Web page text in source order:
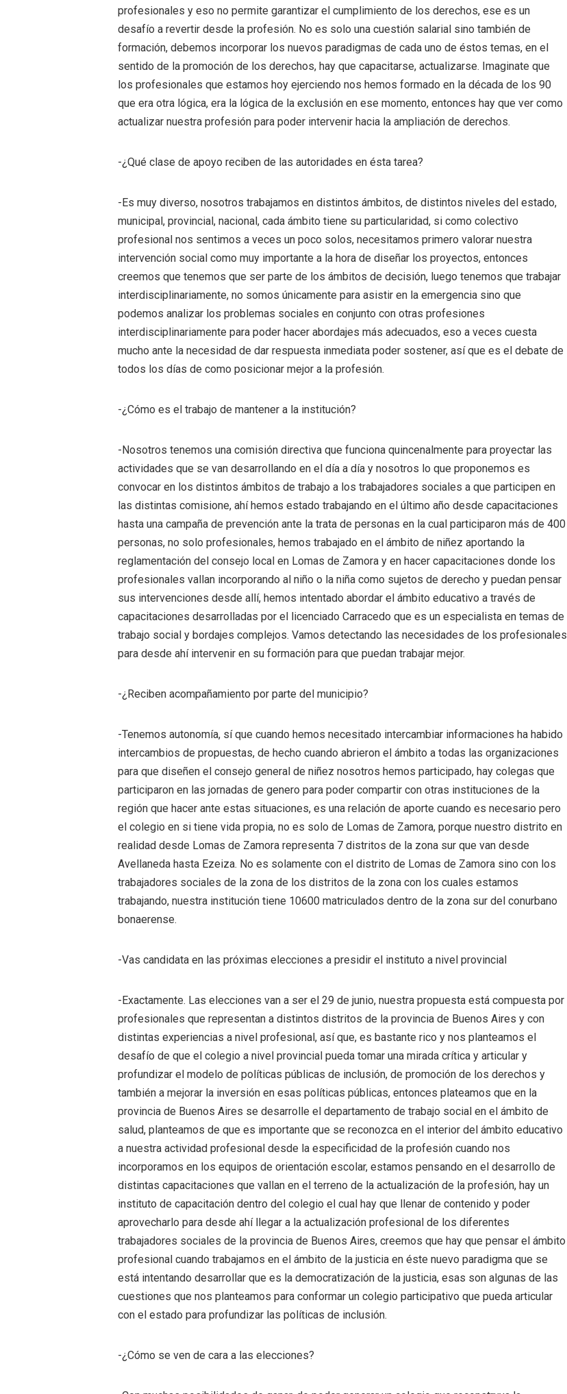
profesionales y eso no permite garantizar el cumplimiento de los derechos, ese es un
desafío a revertir desde la profesión. No es solo una cuestión salarial sino también de
formación, debemos incorporar los nuevos paradigmas de cada uno de éstos temas, en el
sentido de la promoción de los derechos, hay que capacitarse, actualizarse. Imaginate que
los profesionales que estamos hoy ejerciendo nos hemos formado en la década de los 90
que era otra lógica, era la lógica de la exclusión en ese momento, entonces hay que ver como
actualizar nuestra profesión para poder intervenir hacia la ampliación de derechos.
-¿Qué clase de apoyo reciben de las autoridades en ésta tarea?
-Es muy diverso, nosotros trabajamos en distintos ámbitos, de distintos niveles del estado,
municipal, provincial, nacional, cada ámbito tiene su particularidad, si como colectivo
profesional nos sentimos a veces un poco solos, necesitamos primero valorar nuestra
intervención social como muy importante a la hora de diseñar los proyectos, entonces
creemos que tenemos que ser parte de los ámbitos de decisión, luego tenemos que trabajar
interdisciplinariamente, no somos únicamente para asistir en la emergencia sino que
podemos analizar los problemas sociales en conjunto con otras profesiones
interdisciplinariamente para poder hacer abordajes más adecuados, eso a veces cuesta
mucho ante la necesidad de dar respuesta inmediata poder sostener, así que es el debate de
todos los días de como posicionar mejor a la profesión.
-¿Cómo es el trabajo de mantener a la institución?
-Nosotros tenemos una comisión directiva que funciona quincenalmente para proyectar las
actividades que se van desarrollando en el día a día y nosotros lo que proponemos es
convocar en los distintos ámbitos de trabajo a los trabajadores sociales a que participen en
las distintas comisione, ahí hemos estado trabajando en el último año desde capacitaciones
hasta una campaña de prevención ante la trata de personas en la cual participaron más de 400
personas, no solo profesionales, hemos trabajado en el ámbito de niñez aportando la
reglamentación del consejo local en Lomas de Zamora y en hacer capacitaciones donde los
profesionales vallan incorporando al niño o la niña como sujetos de derecho y puedan pensar
sus intervenciones desde allí, hemos intentado abordar el ámbito educativo a través de
capacitaciones desarrolladas por el licenciado Carracedo que es un especialista en temas de
trabajo social y bordajes complejos. Vamos detectando las necesidades de los profesionales
para desde ahí intervenir en su formación para que puedan trabajar mejor.
-¿Reciben acompañamiento por parte del municipio?
-Tenemos autonomía, sí que cuando hemos necesitado intercambiar informaciones ha habido
intercambios de propuestas, de hecho cuando abrieron el ámbito a todas las organizaciones
para que diseñen el consejo general de niñez nosotros hemos participado, hay colegas que
participaron en las jornadas de genero para poder compartir con otras instituciones de la
región que hacer ante estas situaciones, es una relación de aporte cuando es necesario pero
el colegio en si tiene vida propia, no es solo de Lomas de Zamora, porque nuestro distrito en
realidad desde Lomas de Zamora representa 7 distritos de la zona sur que van desde
Avellaneda hasta Ezeiza. No es solamente con el distrito de Lomas de Zamora sino con los
trabajadores sociales de la zona de los distritos de la zona con los cuales estamos
trabajando, nuestra institución tiene 10600 matriculados dentro de la zona sur del conurbano
bonaerense.
-Vas candidata en las próximas elecciones a presidir el instituto a nivel provincial
-Exactamente. Las elecciones van a ser el 29 de junio, nuestra propuesta está compuesta por
profesionales que representan a distintos distritos de la provincia de Buenos Aires y con
distintas experiencias a nivel profesional, así que, es bastante rico y nos planteamos el
desafío de que el colegio a nivel provincial pueda tomar una mirada crítica y articular y
profundizar el modelo de políticas públicas de inclusión, de promoción de los derechos y
también a mejorar la inversión en esas políticas públicas, entonces plateamos que en la
provincia de Buenos Aires se desarrolle el departamento de trabajo social en el ámbito de
salud, planteamos de que es importante que se reconozca en el interior del ámbito educativo
a nuestra actividad profesional desde la especificidad de la profesión cuando nos
incorporamos en los equipos de orientación escolar, estamos pensando en el desarrollo de
distintas capacitaciones que vallan en el terreno de la actualización de la profesión, hay un
instituto de capacitación dentro del colegio el cual hay que llenar de contenido y poder
aprovecharlo para desde ahí llegar a la actualización profesional de los diferentes
trabajadores sociales de la provincia de Buenos Aires, creemos que hay que pensar el ámbito
profesional cuando trabajamos en el ámbito de la justicia en éste nuevo paradigma que se
está intentando desarrollar que es la democratización de la justicia, esas son algunas de las
cuestiones que nos planteamos para conformar un colegio participativo que pueda articular
con el estado para profundizar las políticas de inclusión.
-¿Cómo se ven de cara a las elecciones?